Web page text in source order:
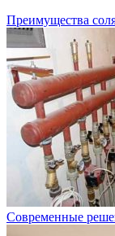
Преимущества
Современные